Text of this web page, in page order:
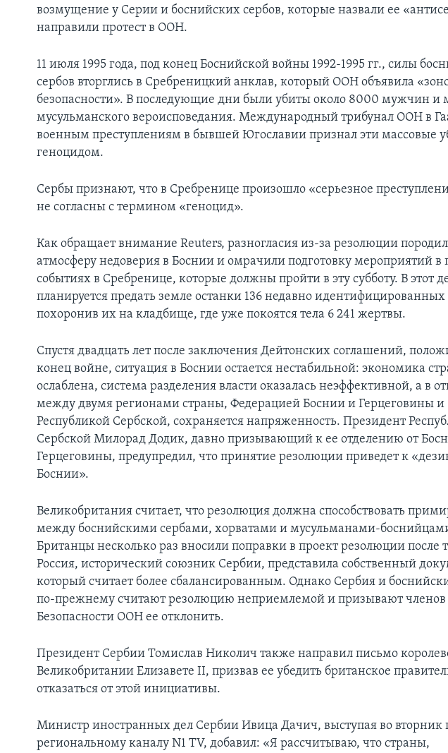
возмущение у Серии и боснийских сербов, которые назвали ее
направили протест в ООН.
11 июля 1995 года, под конец Боснийской войны 1992-1995 гг., силы
сербов вторглись в Сребреницкий анклав, который ООН объявила
безопасности». В последующие дни были убиты около 8000 мужчин и
мусульманского вероисповедания. Международный трибунал ООН в
военным преступлениям в бывшей Югославии признал эти массовые
геноцидом.
Сербы признают, что в Сребренице произошло «серьезное
не согласны с термином «геноцид».
Как обращает внимание Reuters, разногласия из-за резолюции
атмосферу недоверия в Боснии и омрачили подготовку мероприятий в
событиях в Сребренице, которые должны пройти в эту субботу. В этот
планируется предать земле останки 136 недавно
похоронив их на кладбище, где уже покоятся тела 6 241 жертвы.
Спустя двадцать лет после заключения Дейтонских соглашений,
конец войне, ситуация в Боснии остается нестабильной: экономика
ослаблена, система разделения власти оказалась неэффективной, а в
между двумя регионами страны, Федерацией Боснии и Герцеговины и
Республикой Сербской, сохраняется напряженность. Президент
Сербской Милорад Додик, давно призывающий к ее отделению от
Герцеговины, предупредил, что принятие резолюции приведет к
Боснии».
Великобритания считает, что резолюция должна способствовать
между боснийскими сербами, хорватами и мусульманами-
Британцы несколько раз вносили поправки в проект резолюции после
Россия, исторический союзник Сербии, представила собственный
который считает более сбалансированным. Однако Сербия и
по-прежнему считают резолюцию неприемлемой и призывают членов
Безопасности ООН ее отклонить.
Президент Сербии Томислав Николич также направил письмо
Великобритании Елизавете II, призвав ее убедить британское
отказаться от этой инициативы.
Министр иностранных дел Сербии Ивица Дачич, выступая во вторник
региональному каналу N1 TV, добавил: «Я рассчитываю, что страны,